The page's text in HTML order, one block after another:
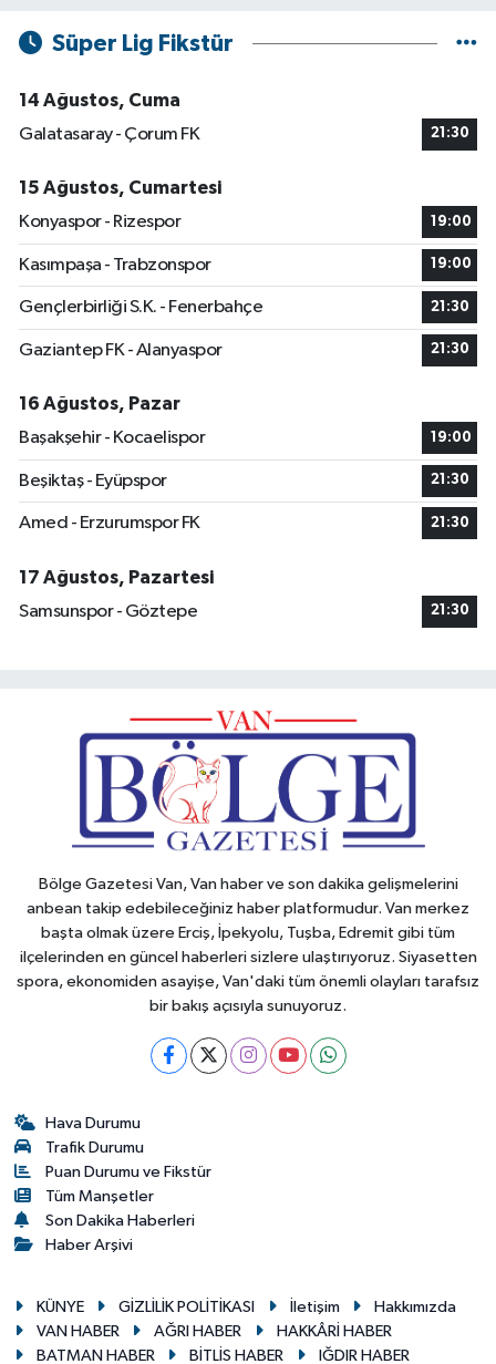
Süper Lig Fikstür
14 Ağustos, Cuma
Galatasaray - Çorum FK
21:30
15 Ağustos, Cumartesi
Konyaspor - Rizespor
19:00
Kasımpaşa - Trabzonspor 19:00
Gençlerbirliği S.K. - Fenerbahçe 21:30
Gaziantep FK - Alanyaspor 21:30
16 Ağustos, Pazar
Başakşehir - Kocaelispor
19:00
Beşiktaş - Eyüpspor 21:30
Amed - Erzurumspor FK 21:30
17 Ağustos, Pazartesi
Samsunspor - Göztepe
21:30
Bölge Gazetesi Van, Van haber ve son dakika gelişmelerini
anbean takip edebileceğiniz haber platformudur. Van merkez
başta olmak üzere Erciş, İpekyolu, Tuşba, Edremit gibi tüm
ilçelerinden en güncel haberleri sizlere ulaştırıyoruz. Siyasetten
spora, ekonomiden asayişe, Van'daki tüm önemli olayları tarafsız
bir bakış açısıyla sunuyoruz.
Hava Durumu
Trafik Durumu
Puan Durumu ve Fikstür
Tüm Manşetler
Son Dakika Haberleri
Haber Arşivi
KÜNYE GİZLİLİK POLİTİKASI İletişim
Hakkımızda
VAN HABER
AĞRI HABER
HAKKÂRİ HABER
BATMAN HABER
BİTLİS HABER IĞDIR HABER